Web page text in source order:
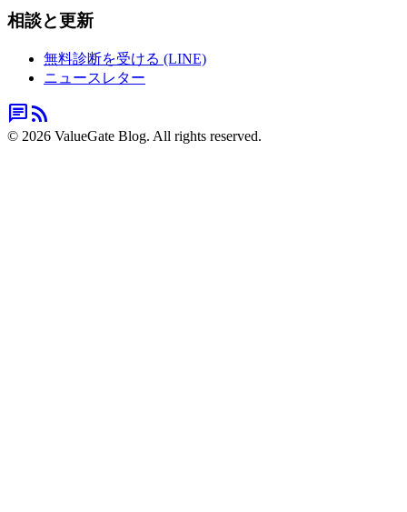
相談と更新
無料診断を受ける (LINE)
ニュースレター
chatrss_feed
© 2026 ValueGate Blog. All rights reserved.